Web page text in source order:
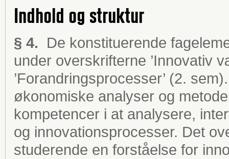
Indhold og struktur
§ 4. De konstituerende
under overskrifterne ’Innovativ
’Forandringsprocesser’ (2.
økonomiske analyser og
kompetencer i at analysere,
og innovationsprocesser. Det
studerende en forståelse for